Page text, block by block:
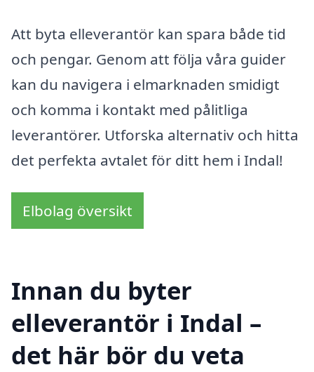
Att byta elleverantör kan spara både tid
och pengar. Genom att följa våra guider
kan du navigera i elmarknaden smidigt
och komma i kontakt med pålitliga
leverantörer. Utforska alternativ och hitta
det perfekta avtalet för ditt hem i Indal!
Elbolag översikt
Innan du byter
elleverantör i Indal –
det här bör du veta